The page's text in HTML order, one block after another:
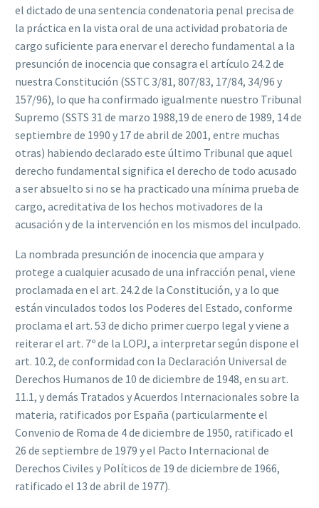
el dictado de una sentencia condenatoria penal precisa de
la práctica en la vista oral de una actividad probatoria de
cargo suficiente para enervar el derecho fundamental a la
presunción de inocencia que consagra el artículo 24.2 de
nuestra Constitución (SSTC 3/81, 807/83, 17/84, 34/96 y
157/96), lo que ha confirmado igualmente nuestro Tribunal
Supremo (SSTS 31 de marzo 1988,19 de enero de 1989, 14 de
septiembre de 1990 y 17 de abril de 2001, entre muchas
otras) habiendo declarado este último Tribunal que aquel
derecho fundamental significa el derecho de todo acusado
a ser absuelto si no se ha practicado una mínima prueba de
cargo, acreditativa de los hechos motivadores de la
acusación y de la intervención en los mismos del inculpado.
La nombrada presunción de inocencia que ampara y
protege a cualquier acusado de una infracción penal, viene
proclamada en el art. 24.2 de la Constitución, y a lo que
están vinculados todos los Poderes del Estado, conforme
proclama el art. 53 de dicho primer cuerpo legal y viene a
reiterar el art. 7º de la LOPJ, a interpretar según dispone el
art. 10.2, de conformidad con la Declaración Universal de
Derechos Humanos de 10 de diciembre de 1948, en su art.
11.1, y demás Tratados y Acuerdos Internacionales sobre la
materia, ratificados por España (particularmente el
Convenio de Roma de 4 de diciembre de 1950, ratificado el
26 de septiembre de 1979 y el Pacto Internacional de
Derechos Civiles y Políticos de 19 de diciembre de 1966,
ratificado el 13 de abril de 1977).